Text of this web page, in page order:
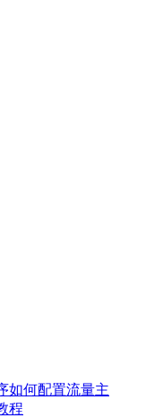
如何配置流量主
程